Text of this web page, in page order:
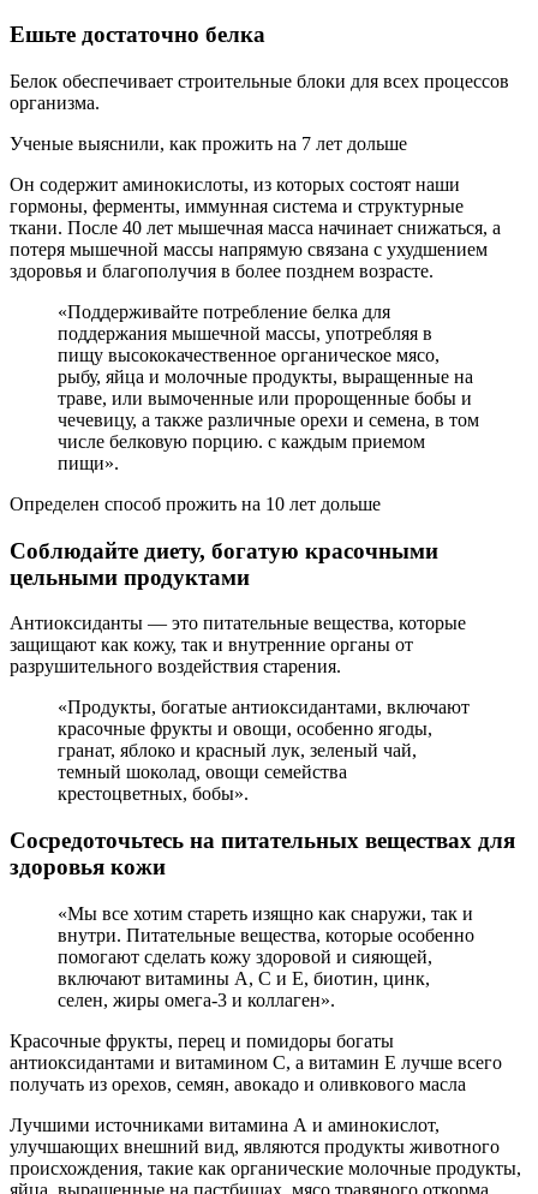
Ешьте достаточно белка
Белок обеспечивает строительные блоки для всех процессов
организма.
Ученые выяснили, как прожить на 7 лет дольше
Он содержит аминокислоты, из которых состоят наши
гормоны, ферменты, иммунная система и структурные
ткани. После 40 лет мышечная масса начинает снижаться, а
потеря мышечной массы напрямую связана с ухудшением
здоровья и благополучия в более позднем возрасте.
«Поддерживайте потребление белка для
поддержания мышечной массы, употребляя в
пищу высококачественное органическое мясо,
рыбу, яйца и молочные продукты, выращенные на
траве, или вымоченные или пророщенные бобы и
чечевицу, а также различные орехи и семена, в том
числе белковую порцию. с каждым приемом
пищи».
Определен способ прожить на 10 лет дольше
Соблюдайте диету, богатую красочными
цельными продуктами
Антиоксиданты — это питательные вещества, которые
защищают как кожу, так и внутренние органы от
разрушительного воздействия старения.
«Продукты, богатые антиоксидантами, включают
красочные фрукты и овощи, особенно ягоды,
гранат, яблоко и красный лук, зеленый чай,
темный шоколад, овощи семейства
крестоцветных, бобы».
Сосредоточьтесь на питательных веществах для
здоровья кожи
«Мы все хотим стареть изящно как снаружи, так и
внутри. Питательные вещества, которые особенно
помогают сделать кожу здоровой и сияющей,
включают витамины А, С и Е, биотин, цинк,
селен, жиры омега-3 и коллаген».
Красочные фрукты, перец и помидоры богаты
антиоксидантами и витамином С, а витамин Е лучше всего
получать из орехов, семян, авокадо и оливкового масла
Лучшими источниками витамина А и аминокислот,
улучшающих внешний вид, являются продукты животного
происхождения, такие как органические молочные продукты,
яйца, выращенные на пастбищах, мясо травяного откорма,